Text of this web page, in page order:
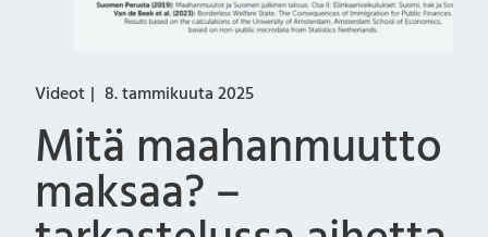
Videot 8. tammikuuta 2025
Mitä maahanmuutto
maksaa? –